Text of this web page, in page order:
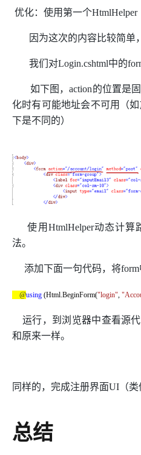
优化：使用第一个HtmlHelper
因为这次的内容比较简单
我们对Login.cshtml中的
如下图，action的位置是固
化时有可能地址会不可用（
下是不同的）
使用HtmlHelper动态计算
法。
添加下面一句代码，将
@using (Html.BeginForm("login",
运行，到浏览器中查看源
和原来一样。
同样的，完成注册界面UI（类
总结